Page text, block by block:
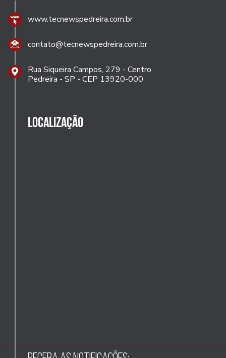
www.tecnewspedreira.com.br
contato@tecnewspedreira.com.br
Rua Siqueira Campos, 279 - Centro
Pedreira - SP - CEP 13920-000
Localização